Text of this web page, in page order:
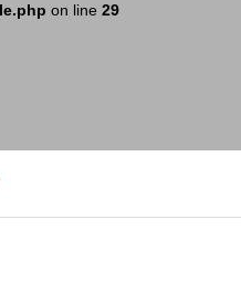
on line 29